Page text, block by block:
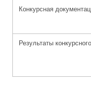
Конкурсная
Результаты